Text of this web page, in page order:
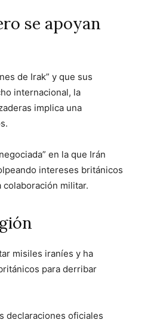
se apoyan
de Irak” y que sus
internacional, la
implica una
en la que Irán
intereses británicos
colaboración militar.
misiles iraníes y ha
para derribar
declaraciones oficiales